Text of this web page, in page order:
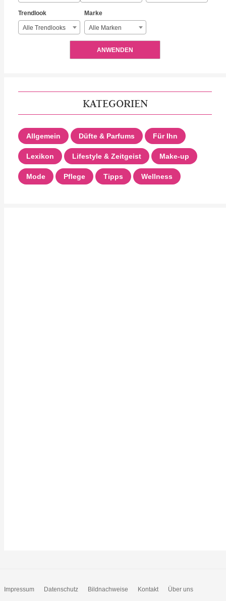
Trendlook
Alle Trendlooks
Marke
Alle Marken
ANWENDEN
KATEGORIEN
Allgemein Düfte & Parfums Für Ihn
Lexikon Lifestyle & Zeitgeist Make-up
Mode Pflege Tipps Wellness
Impressum Datenschutz Bildnachweise Kontakt Über uns